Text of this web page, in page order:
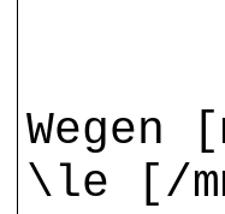
\le [/